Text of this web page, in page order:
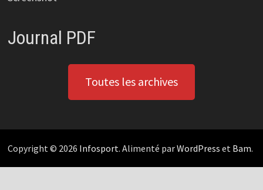
Journal PDF
Toutes les archives
Copyright © 2026 Infosport. Alimenté parWordPress et Bam.